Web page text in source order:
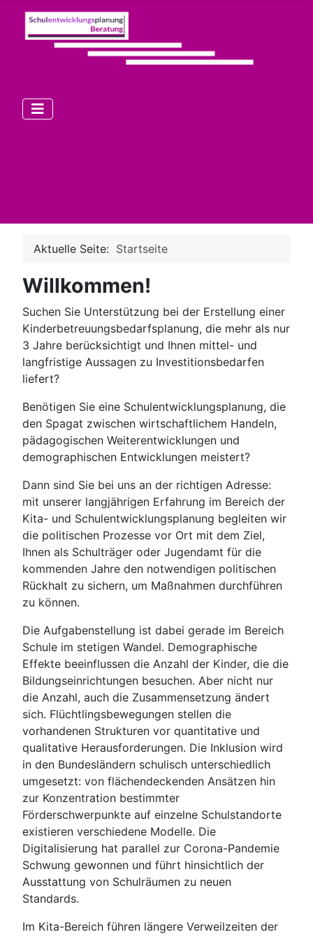
Aktuelle Seite: Startseite
Willkommen!
Suchen Sie Unterstützung bei der Erstellung einer
Kinderbetreuungsbedarfsplanung, die mehr als nur
3 Jahre berücksichtigt und Ihnen mittel- und
langfristige Aussagen zu Investitionsbedarfen
liefert?
Benötigen Sie eine Schulentwicklungsplanung, die
den Spagat zwischen wirtschaftlichem Handeln,
pädagogischen Weiterentwicklungen und
demographischen Entwicklungen meistert?
Dann sind Sie bei uns an der richtigen Adresse:
mit unserer langjährigen Erfahrung im Bereich der
Kita- und Schulentwicklungsplanung begleiten wir
die politischen Prozesse vor Ort mit dem Ziel,
Ihnen als Schulträger oder Jugendamt für die
kommenden Jahre den notwendigen politischen
Rückhalt zu sichern, um Maßnahmen durchführen
zu können.
Die Aufgabenstellung ist dabei gerade im Bereich
Schule im stetigen Wandel. Demographische
Effekte beeinflussen die Anzahl der Kinder, die die
Bildungseinrichtungen besuchen. Aber nicht nur
die Anzahl, auch die Zusammensetzung ändert
sich. Flüchtlingsbewegungen stellen die
vorhandenen Strukturen vor quantitative und
qualitative Herausforderungen. Die Inklusion wird
in den Bundesländern schulisch unterschiedlich
umgesetzt: von flächendeckenden Ansätzen hin
zur Konzentration bestimmter
Förderschwerpunkte auf einzelne Schulstandorte
existieren verschiedene Modelle. Die
Digitalisierung hat parallel zur Corona-Pandemie
Schwung gewonnen und führt hinsichtlich der
Ausstattung von Schulräumen zu neuen
Standards.
Im Kita-Bereich führen längere Verweilzeiten der